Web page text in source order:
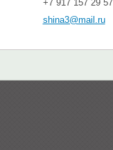
+7 917 157 29 57
shina3@mail.ru